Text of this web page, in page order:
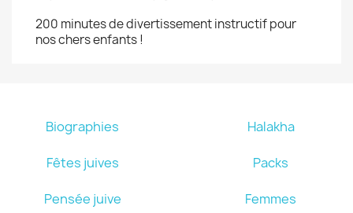
200 minutes de divertissement instructif pour
nos chers enfants !
Biographies Halakha
Fêtes juives Packs
Pensée juive Femmes